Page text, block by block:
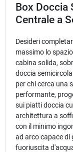
Box Doccia
Centrale a
Desideri
massimo lo
cabina solida,
doccia
per chi cerca una
performante,
sui piatti doccia
architettura a
con il minimo
ad arco capace di
fuoriuscita